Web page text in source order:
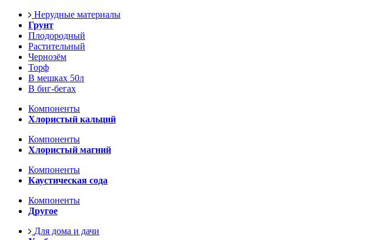
Нерудные материалы
Грунт
Плодородный
Растительный
Чернозём
Торф
В мешках 50л
В биг-бегах
Компоненты
Хлористый кальций
Компоненты
Хлористый магний
Компоненты
Каустическая сода
Компоненты
Другое
Для дома и дачи